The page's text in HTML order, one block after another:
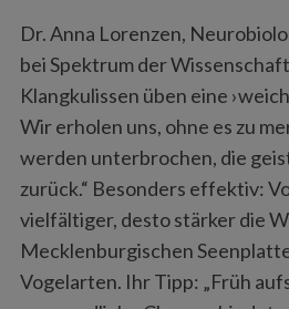
Dr. Anna Lorenzen,
bei Spektrum der
Klangkulissen üben eine
Wir erholen uns, ohne es zu
werden unterbrochen, die
zurück.“ Besonders effektiv:
vielfältiger, desto stärker die
Mecklenburgischen
Vogelarten. Ihr Tipp: „Früh